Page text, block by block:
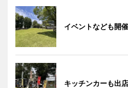
イベントなども開
キッチンカーも出